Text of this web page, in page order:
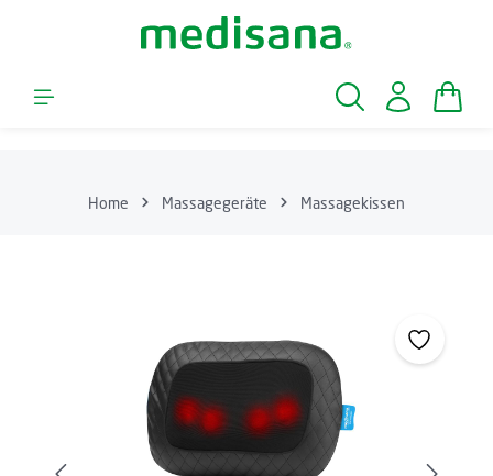
Zum Hauptinhalt springen
Home Massagegeräte Massagekissen